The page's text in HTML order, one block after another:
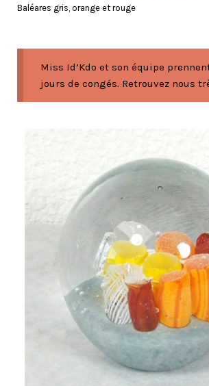
Baléares gris, orange et rouge
Miss Id’Kdo et son équipe
jours de congés. Retrouvez nous